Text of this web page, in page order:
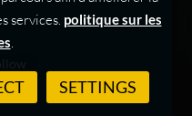
services. politique sur les
.
SETTINGS